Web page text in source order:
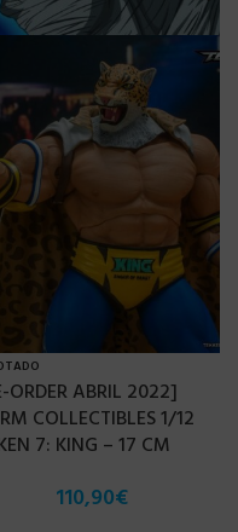
ORDER ABRIL 2022]
COLLECTIBLES 1/12
7: KING – 17 CM
110,90€